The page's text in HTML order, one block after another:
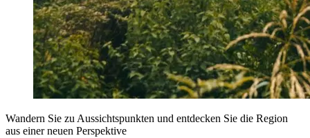
Wandern Sie zu Aussichtspunkten und entdecken Sie die Region
aus einer neuen Perspektive